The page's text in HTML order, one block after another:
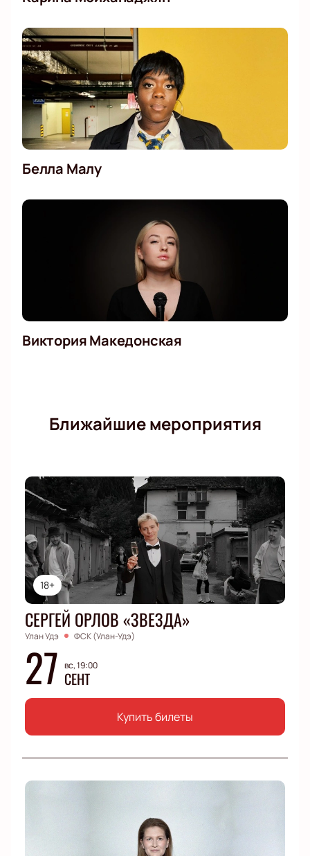
Белла Малу
Виктория Македонская
Ближайшие мероприятия
18+
СЕРГЕЙ ОРЛОВ «ЗВЕЗДА»
Улан Удэ ФСК (Улан-Удэ)
27 вс, 19:00
СЕНТ
Купить билеты